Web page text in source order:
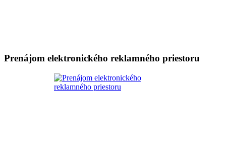
Prenájom elektronického reklamného priestoru